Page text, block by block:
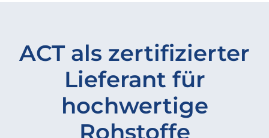
ACT als zertifizierter
Lieferant für
hochwertige
Rohstoffe